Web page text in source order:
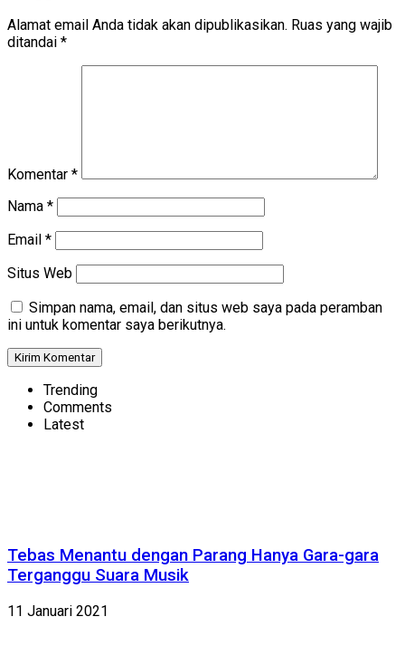
Alamat email Anda tidak akan dipublikasikan. Ruas yang wajib
ditandai *
Komentar *
Nama *
Email *
Situs Web
Simpan nama, email, dan situs web saya pada peramban
ini untuk komentar saya berikutnya.
Trending
Comments
Latest
Tebas Menantu dengan Parang Hanya Gara-gara
Terganggu Suara Musik
11 Januari 2021